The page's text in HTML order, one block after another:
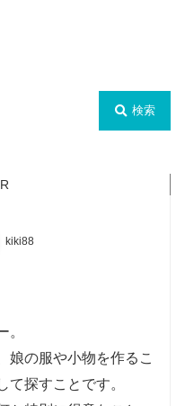
検索
kiki88
。
娘の服や小物を作るこ
て探すことです。